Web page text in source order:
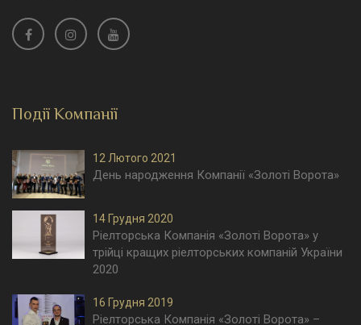
Події Компанії
12 Лютого 2021
День народження Компанії «Золоті Ворота»
14 Грудня 2020
Ріелторська Компанія «Золоті Ворота» у
трійці кращих ріелторських компаній України
2020
16 Грудня 2019
Ріелторська Компанія «Золоті Ворота» –